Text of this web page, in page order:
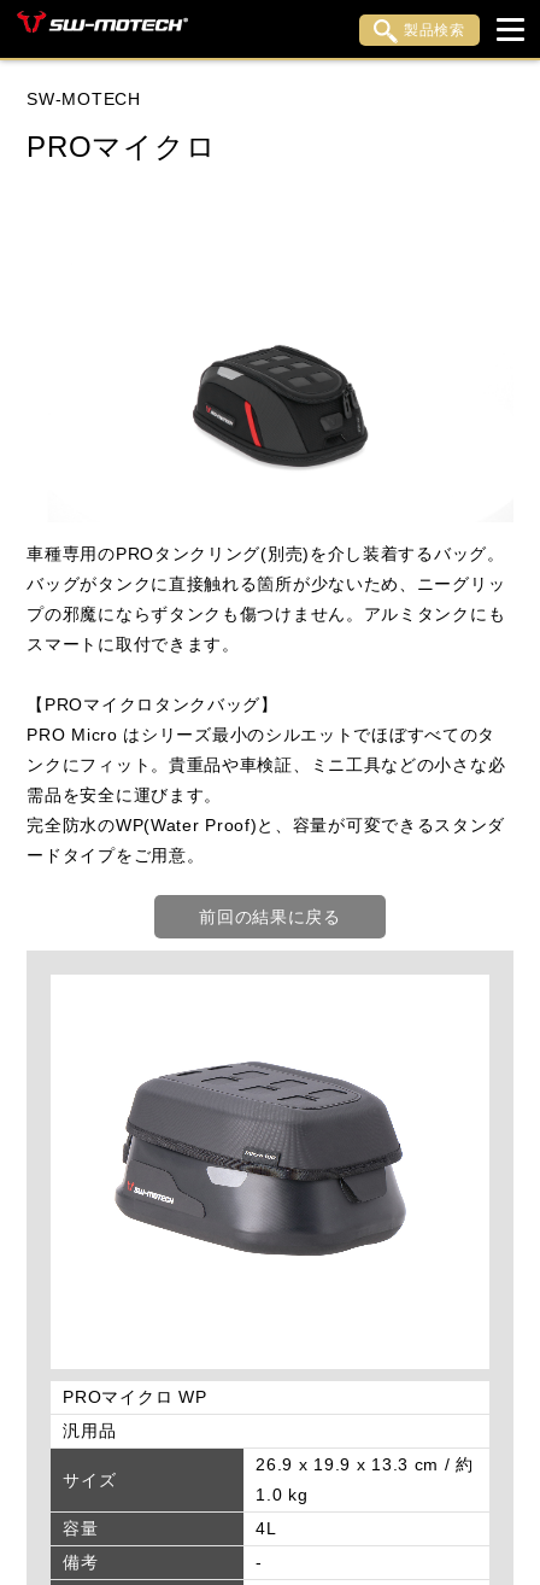
製品検索
SW-MOTECH
PROマイクロ
車種専用のPROタンクリング(別売)を介し装着するバッグ。
バッグがタンクに直接触れる箇所が少ないため、ニーグリッ
プの邪魔にならずタンクも傷つけません。アルミタンクにも
スマートに取付できます。
【PROマイクロタンクバッグ】
PRO Micro はシリーズ最小のシルエットでほぼすべてのタ
ンクにフィット。貴重品や車検証、ミニ工具などの小さな必
需品を安全に運びます。
完全防水のWP(Water Proof)と、容量が可変できるスタンダ
ードタイプをご用意。
前回の結果に戻る
PROマイクロ WP
汎用品
サイズ
26.9 x 19.9 x 13.3 cm / 約
1.0 kg
容量
4L
備考
-